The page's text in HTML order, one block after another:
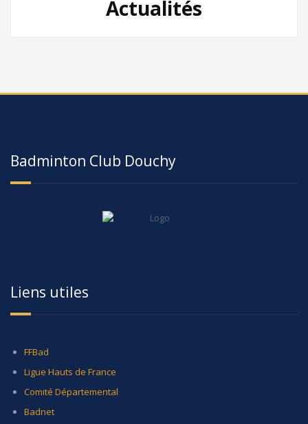
Actualités
Badminton Club Douchy
Liens utiles
FFBad
Ligue Hauts de France
Comité Départemental
Badnet